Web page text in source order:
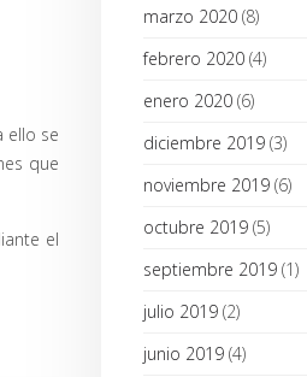
ello se
que
el
marzo 2020 (8)
febrero 2020 (4)
enero 2020 (6)
diciembre 2019 (3)
noviembre 2019 (6)
octubre 2019 (5)
septiembre 2019 (1)
julio 2019 (2)
junio 2019 (4)